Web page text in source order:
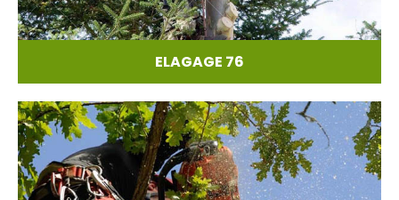
ELAGAGE 76